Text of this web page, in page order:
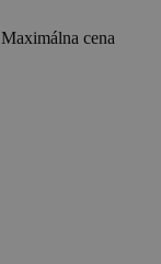
Maximálna cena